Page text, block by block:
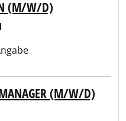
(M/W/D)
MANAGER (M/W/D)